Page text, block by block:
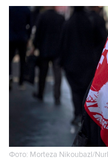
Фото: Morteza Nikoubazl/